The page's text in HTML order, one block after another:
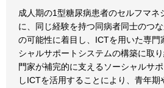
成人期の1型糖尿病患者のセルフマネ
に、同じ経験を持つ同病者同士のつ
の可能性に着目し、ICTを用いた専門
シャルサポートシステムの構築に取
門家が補完的に支えるソーシャルサ
しICTを活用することにより、青年期